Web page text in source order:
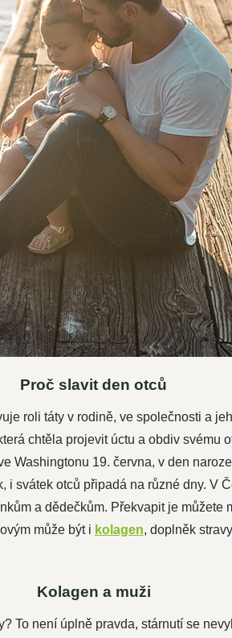
Proč slavit den otců
roli táty v rodině, ve společnosti a
chtěla projevit úctu a obdiv svému
Washingtonu 19. června, v den
i svátek otců připadá na různé dny. V
a dědečkům. Překvapit je můžete
může být i kolagen, doplněk
Kolagen a muži
To není úplně pravda, stárnutí se